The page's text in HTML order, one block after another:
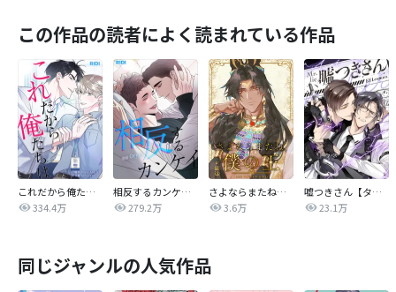
この作品の読者によく読まれている作品
これだから俺たちは
334.4万
相反するカンケイ【改訂版】
279.2万
さよならまたね、僕の王【タテヨミ】
3.6万
嘘つきさん【タテヨミ】
23.1万
同じジャンルの人気作品